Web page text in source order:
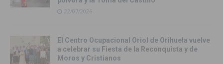
22/07/2026
El Centro Ocupacional Oriol de Orihuela vuelve
a celebrar su Fiesta de la Reconquista y de
Moros y Cristianos